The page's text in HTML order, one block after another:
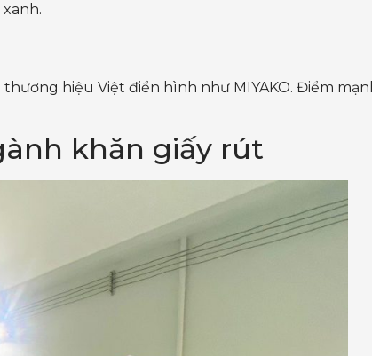
hiệu Việt điển hình như MIYAKO. Điểm
khăn giấy rút